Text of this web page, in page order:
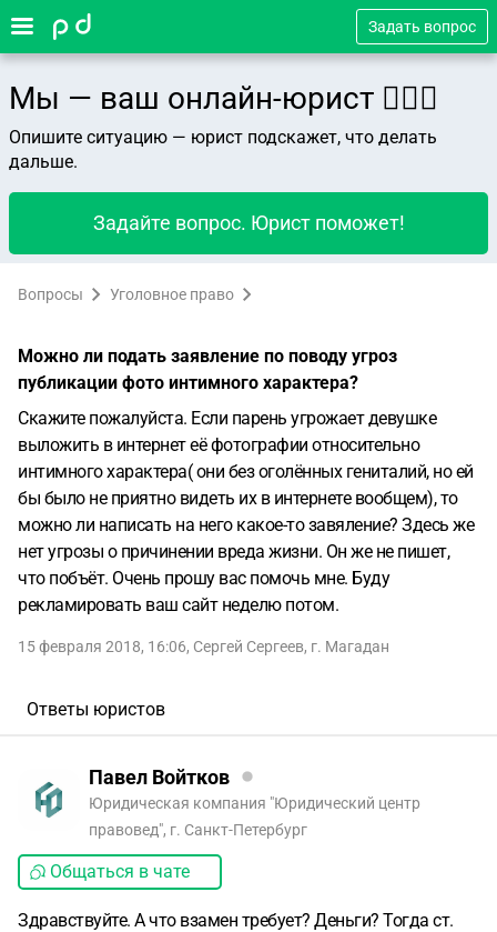
Задать вопрос
Мы — ваш онлайн-юрист 👨🏻‍⚖️
Опишите ситуацию — юрист подскажет, что делать
дальше.
Задайте вопрос. Юрист поможет!
Вопросы Уголовное право
Можно ли подать заявление по поводу угроз
публикации фото интимного характера?
Скажите пожалуйста. Если парень угрожает девушке
выложить в интернет её фотографии относительно
интимного характера( они без оголённых гениталий, но ей
бы было не приятно видеть их в интернете вообщем), то
можно ли написать на него какое-то завяление? Здесь же
нет угрозы о причинении вреда жизни. Он же не пишет,
что побъёт. Очень прошу вас помочь мне. Буду
рекламировать ваш сайт неделю потом.
15 февраля 2018, 16:06, Сергей Сергеев, г. Магадан
Ответы юристов
Павел Войтков
Юридическая компания "Юридический центр
правовед", г. Санкт-Петербург
Общаться в чате
Здравствуйте. А что взамен требует? Деньги? Тогда ст.